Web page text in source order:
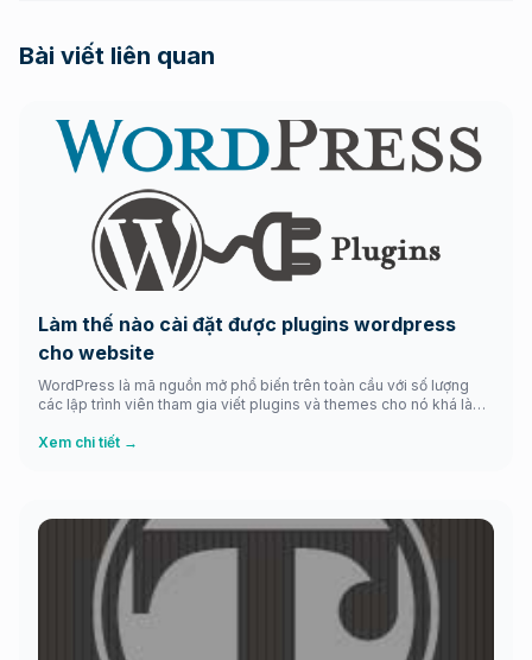
Bài viết liên quan
Làm thế nào cài đặt được plugins wordpress
cho website
WordPress là mã nguồn mở phổ biến trên toàn cầu với số lượng
các lập trình viên tham gia viết plugins và themes cho nó khá là
webmaster. Tuy nhiên việc làm quen với mã nguồn mở này đối với
Xem chi tiết →